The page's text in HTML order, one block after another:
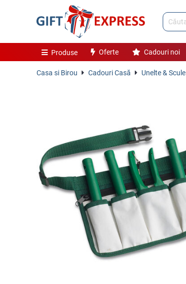
Produse Oferte Cadouri noi
Casa si Birou Cadouri Casă Unelte & Scule